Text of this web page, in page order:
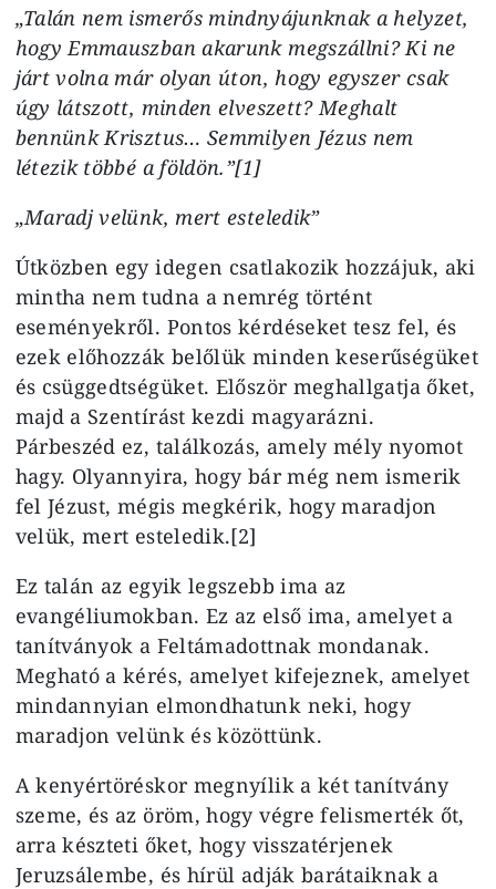
„Talán nem ismerős mindnyájunknak a helyzet,
hogy Emmauszban akarunk megszállni? Ki ne
járt volna már olyan úton, hogy egyszer csak
úgy látszott, minden elveszett? Meghalt
bennünk Krisztus… Semmilyen Jézus nem
létezik többé a földön.”[1]
„Maradj velünk, mert esteledik”
Útközben egy idegen csatlakozik hozzájuk, aki
mintha nem tudna a nemrég történt
eseményekről. Pontos kérdéseket tesz fel, és
ezek előhozzák belőlük minden keserűségüket
és csüggedtségüket. Először meghallgatja őket,
majd a Szentírást kezdi magyarázni.
Párbeszéd ez, találkozás, amely mély nyomot
hagy. Olyannyira, hogy bár még nem ismerik
fel Jézust, mégis megkérik, hogy maradjon
velük, mert esteledik.[2]
Ez talán az egyik legszebb ima az
evangéliumokban. Ez az első ima, amelyet a
tanítványok a Feltámadottnak mondanak.
Megható a kérés, amelyet kifejeznek, amelyet
mindannyian elmondhatunk neki, hogy
maradjon velünk és közöttünk.
A kenyértöréskor megnyílik a két tanítvány
szeme, és az öröm, hogy végre felismerték őt,
arra készteti őket, hogy visszatérjenek
Jeruzsálembe, és hírül adják barátaiknak a